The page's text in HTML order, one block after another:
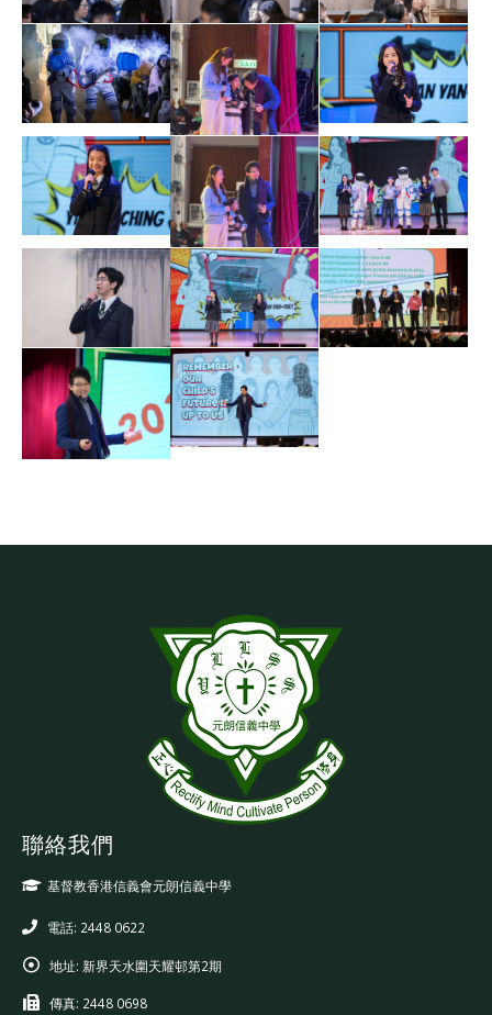
聯絡我們
基督教香港信義會元朗信義中學
電話: 2448 0622
地址: 新界天水圍天耀邨第2期
傳真: 2448 0698